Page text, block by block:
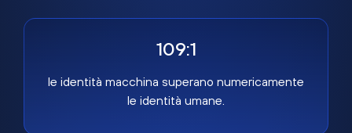
109:1
le identità macchina superano numericamente
le identità umane.